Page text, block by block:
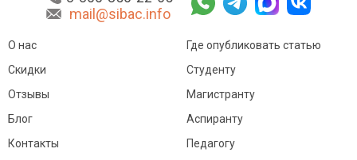
mail@sibac.info
О нас
Скидки
Отзывы
Блог
Контакты
Где опубликовать статью
Студенту
Магистранту
Аспиранту
Педагогу